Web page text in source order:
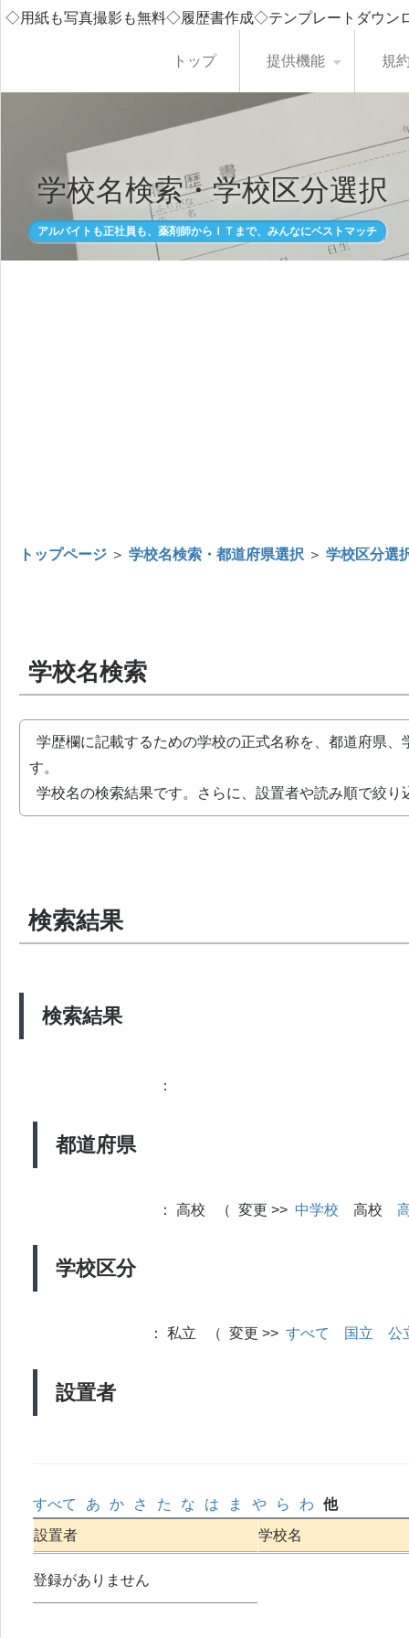
◇用紙も写真撮影も無料◇履歴書作成◇テンプレートダウ
トップ 提供機能 規
学校名検索・学校区分選択
アルバイトも正社員も、薬剤師からＩＴまで、みんなにベストマッチ
トップページ ＞ 学校名検索・都道府県選択 ＞ 学校区分選
学校名検索
学歴欄に記載するための学校の正式名称を、都道府県
す。
学校名の検索結果です。さらに、設置者や読み順で絞り
検索結果
検索結果
都道府県
：
学校区分
： 高校 （ 変更 >> 中学校 高校
設置者
： 私立 （ 変更 >> すべて 国立 公
すべて あ か さ た な は ま や ら わ
他
設置者
学校名
登録がありません